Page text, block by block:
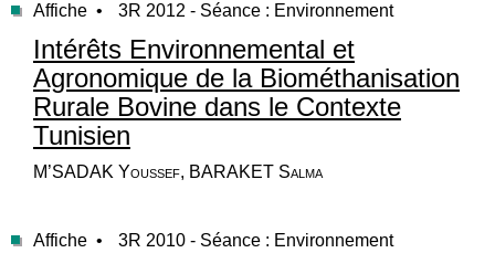
Affiche • 3R 2012 - Séance : Environnement
Intérêts Environnemental et
Agronomique de la Biométhanisation
Rurale Bovine dans le Contexte
Tunisien
M’SADAK Youssef, BARAKET Salma
Affiche • 3R 2010 - Séance : Environnement